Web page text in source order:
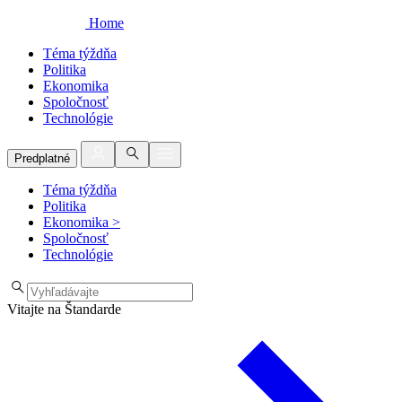
Home
Téma týždňa
Politika
Ekonomika
Spoločnosť
Technológie
Predplatné
Téma týždňa
Politika
Ekonomika >
Spoločnosť
Technológie
Vitajte na Štandarde